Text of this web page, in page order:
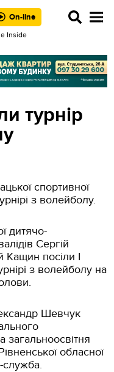
On-line
Inside
турнір
спортивної
з волейболу.
дитячо-
Сергій
Кащин посіли І
з волейболу на
Шевчук
загальноосвітня
обласної
служба.